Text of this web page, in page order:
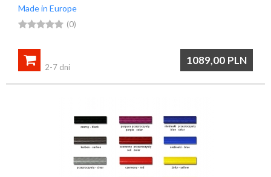
Made in Europe
 (0)
1089,00 PLN

2-7 dni